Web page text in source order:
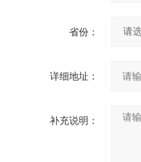
省份：
详细地址：
补充说明：